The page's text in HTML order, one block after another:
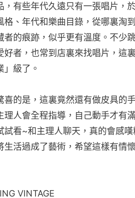
，有些年代久遠只有一張唱片，
格、年代和樂曲目錄，從哪裏淘
者的痕跡，似乎更有溫度。不少
好者，也常到店裏來找唱片，這
」級了。
喜的是，這裏竟然還有做皮具的
理人會全程指導，自己動手才有
試看~和主理人聊天，真的會感
生活過成了藝術，希望這樣有情
VINTAGE